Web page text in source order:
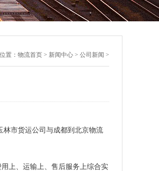
置： 物流首页 > 新闻中心 > 公司新闻 >
林市货运公司与成都到北京物流
上、运输上、售后服务上综合实